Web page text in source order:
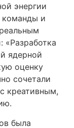
энергии
команды и
ядерной
оценку
сочетали
креативным,
была